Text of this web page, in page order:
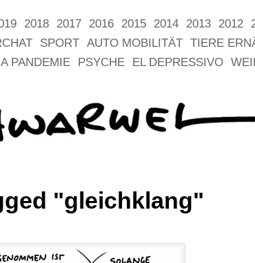
2018 2017 2016 2015 2014 2013 2012
SPORT AUTO MOBILITÄT TIERE
PANDEMIE PSYCHE EL DEPRESSIVO
"gleichklang"